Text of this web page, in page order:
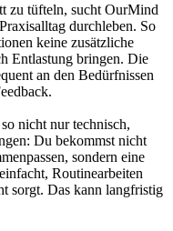
zu tüfteln, sucht OurMind
durchleben. So
keine zusätzliche
Entlastung bringen. Die
an den Bedürfnissen
nicht nur technisch,
Du bekommst nicht
sondern eine
Routinearbeiten
sorgt. Das kann langfristig